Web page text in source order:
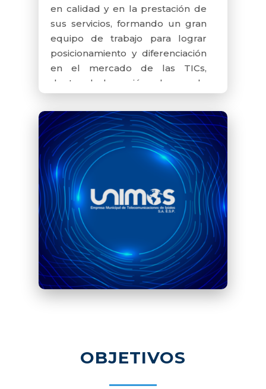
en calidad y en la prestación de
sus servicios, formando un gran
equipo de trabajo para lograr
posicionamiento y diferenciación
en el mercado de las TICs,
dentro de la región y buscando
El respeto y la confianza de la
ciudadanía hacia los órganos y
entidades estatales están
ineludiblemente determinados
por la actuación de los
servidores públicos en todas las
instancias del Estado. De ahí que
UNIMOS Empresa Municipal de
Telecomunicaciones de Ipiales
S.A. E.S.P., mediante la
construcción y puesta en marcha
de un modelo de gestión ética,
cumplimiento de los derechos
humanos.OBJETIVOS